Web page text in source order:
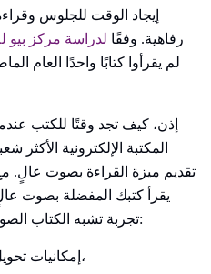
إيجاد الوقت للجلوس
رفاهية. وفقًا لدراسة مركز بيو
لم يقرأوا كتابًا واحدًا
إذن، كيف تجد وقتًا للكتب
المكتبة الإلكترونية
تقديم ميزة القراءة بصوت عالٍ.
يقرأ كتبك المفضلة بصوت
تجربة تشبه الكتاب الصوتي. في هذا المقال، سنستكشف:
إمكانيات تحويل النص إلى كلام في كيندل،